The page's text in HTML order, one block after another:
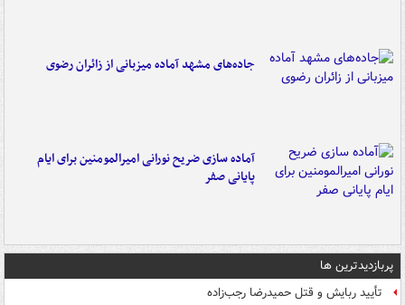
جاده‌های مشهد آماده میزبانی از زائران رضوی
آماده سازی ضریح نورانی امیرالمومنین برای ایام
پایانی صفر
پربازدیدترین ها
تأیید ربایش و قتل حمیدرضا رجب‌زاده